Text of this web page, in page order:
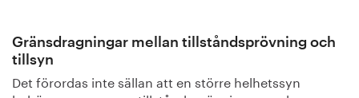
Gränsdragningar mellan tillståndsprövning och
tillsyn
Det förordas inte sällan att en större helhetssyn